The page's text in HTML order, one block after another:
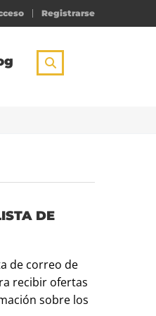
Registrarse
DE
de correo de
recibir ofertas
sobre los